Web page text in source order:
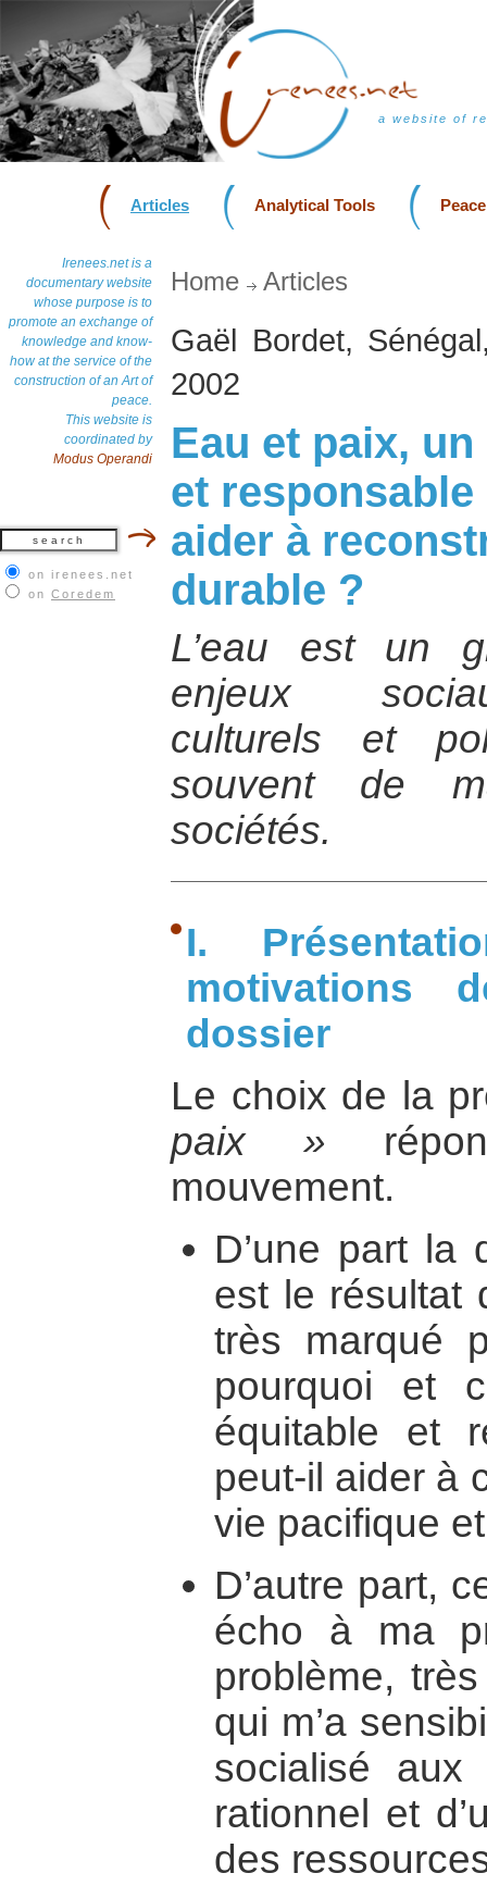
a website of
Articles Analytical Tools
Irenees.net is a
documentary website
whose purpose is to
promote an exchange of
knowledge and know-
how at the service of the
construction of an Art of
peace.
This website is
coordinated by
Modus Operandi
on irenees.net
on Coredem
Home Articles
Gaël Bordet,
2002
Eau et paix,
et responsable
aider à
durable ?
L’eau est un
enjeux
culturels et
souvent de
sociétés.
I.
motivations
dossier
Le choix de la
paix »
mouvement.
D’une part la
est le résultat
très marqué
pourquoi et
équitable et
peut-il aider à
vie pacifique
D’autre part,
écho à ma
problème,
qui m’a
socialisé aux
rationnel et
des